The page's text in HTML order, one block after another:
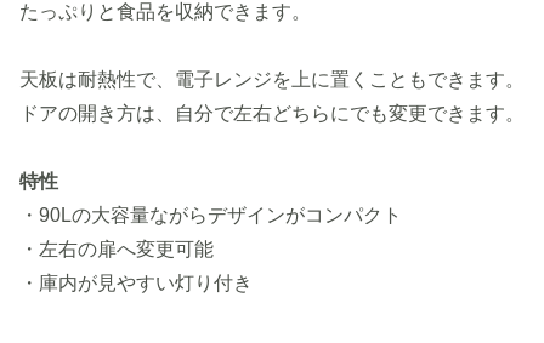
たっぷりと食品を収納できます。
天板は耐熱性で、電子レンジを上に置くこともできます。
ドアの開き方は、自分で左右どちらにでも変更できます。
特性
・90Lの大容量ながらデザインがコンパクト
・左右の扉へ変更可能
・庫内が見やすい灯り付き